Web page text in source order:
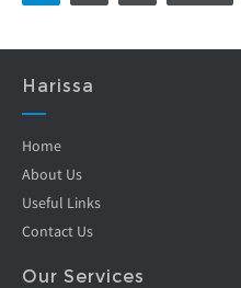
Harissa
Home
About Us
Useful Links
Contact Us
Our Services